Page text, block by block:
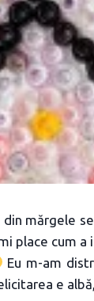
mărgele
place cum a
Eu m-am
e